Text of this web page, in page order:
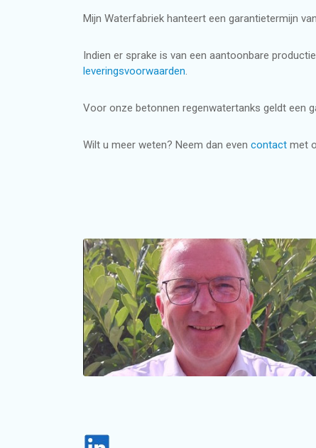
Terugverdientijd regenwatersysteem
Subsidie voor grijswatersysteem in
Regenwatertanks
Regenwaterpompsystemen
Mijn Waterfabriek hanteert een garantietermijn
Indien er sprake is van een aantoonbare
leveringsvoorwaarden.
Voor onze betonnen regenwatertanks geldt een
Wilt u meer weten? Neem dan even contact met